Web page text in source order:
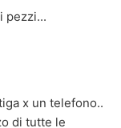
pezzi...
x un telefono..
di tutte le